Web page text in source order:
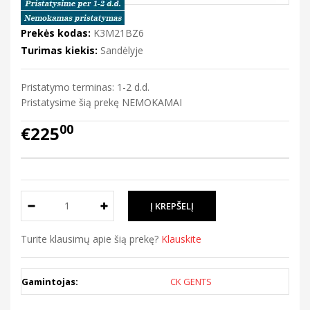
Prekės kodas: K3M21BZ6
Turimas kiekis: Sandėlyje
Pristatymo terminas: 1-2 d.d.
Pristatysime šią prekę NEMOKAMAI
€22500
Turite klausimų apie šią prekę? Klauskite
Gamintojas: CK GENTS